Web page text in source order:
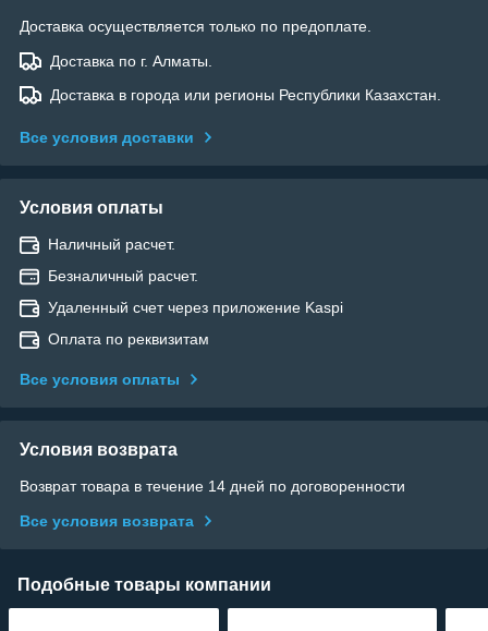
Доставка осуществляется только по предоплате.
Доставка по г. Алматы.
Доставка в города или регионы Республики Казахстан.
Все условия доставки
Условия оплаты
Наличный расчет.
Безналичный расчет.
Удаленный счет через приложение Kaspi
Оплата по реквизитам
Все условия оплаты
Условия возврата
Возврат товара в течение 14 дней по договоренности
Все условия возврата
Подобные товары компании